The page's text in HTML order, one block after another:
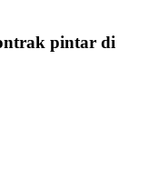
pintar di